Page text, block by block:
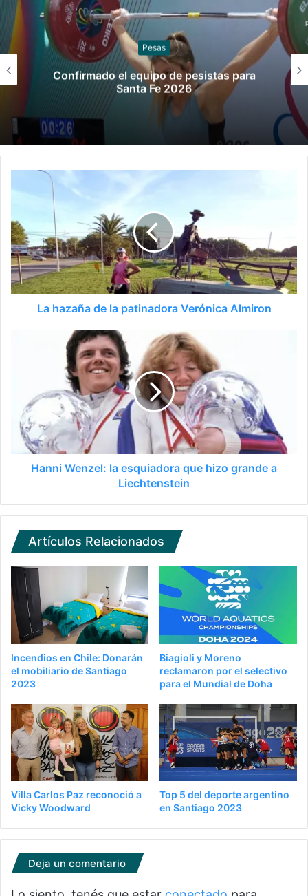
Sóftbol
Los seleccionados de sóftbol tienen los
convocados para los Juegos
Suramericanos 2026
La hazaña de la patinadora Verónica Almiron
Hanni Wenzel: la esquiadora que hizo grande a
Liechtenstein
Artículos Relacionados
Incendios en Chile: Donarán
el mobiliario de Santiago
2023
Biagioli y Moreno
reclamaron por el selectivo
para el Mundial de Doha
Villa Carlos Paz reconoció a
Vicky Woodward
Top 5 del deporte argentino
en Santiago 2023
Deja un comentario